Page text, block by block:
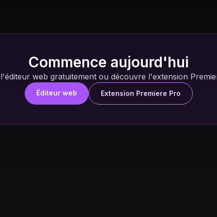
Commence aujourd'hui
l'éditeur web gratuitement ou découvre l'extension
Éditeur web Extension Premiere Pro